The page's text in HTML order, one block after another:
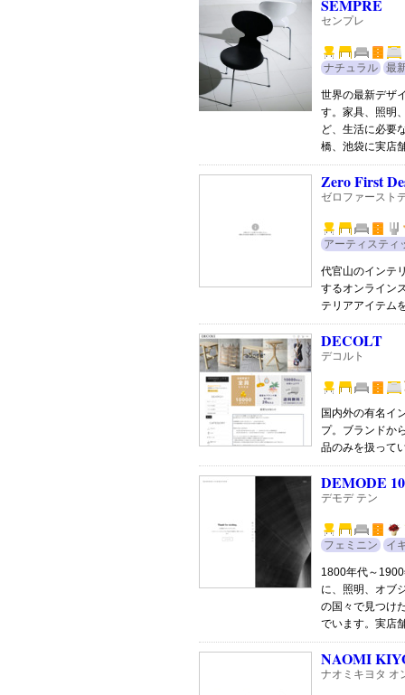
SEMPRE
センプレ
ナチュラル 最
世界の最新デザ
す。家具、照明
ど、生活に必要
橋、池袋に実店
Zero First
ゼロファースト
アーティスティ
代官山のインテ
するオンライン
テリアアイテム
DECOLT
デコルト
国内外の有名イ
プ。ブランドか
品のみを扱って
DEMODE 10
デモデ テン
フェミニン イ
1800年代～
に、照明、オブ
の国々で見つけ
でいます。実店
NAOMI
ナオミキヨタ オ